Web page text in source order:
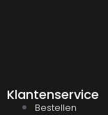
Klantenservice
Bestellen